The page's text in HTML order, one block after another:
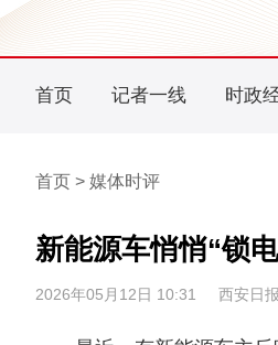
首页 记者一线 时政
首页 > 媒体时评
新能源车悄悄“锁
2026年05月12日 10:31 西安日报